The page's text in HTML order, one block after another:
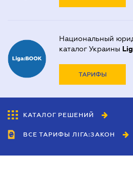
Национальный
каталог Украины
ТАРИФЫ
КАТАЛОГ РЕШЕНИЙ
ВСЕ ТАРИФЫ ЛІГА:ЗАКОН